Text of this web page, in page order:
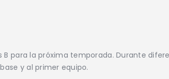
B para la próxima temporada. Durante
y al primer equipo.